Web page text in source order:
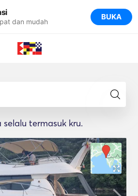
dan mudah BUKA
selalu termasuk kru.